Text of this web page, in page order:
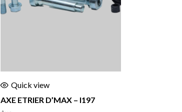
Quick view
AXE ETRIER D’MAX – I197